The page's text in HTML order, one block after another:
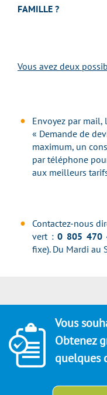
FAMILLE ?
Vous avez deux
Envoyez par
« Demande de
maximum, un
par téléphone
aux meilleurs
Contactez-nous
vert :0 805 470
fixe). Du Mardi au
Vous
Obtenez
quelques